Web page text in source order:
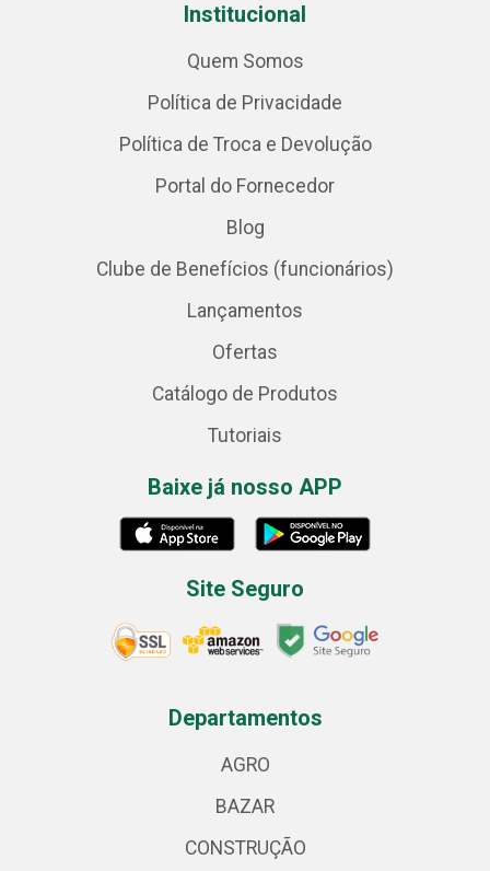
Institucional
Quem Somos
Política de Privacidade
Política de Troca e Devolução
Portal do Fornecedor
Blog
Clube de Benefícios (funcionários)
Lançamentos
Ofertas
Catálogo de Produtos
Tutoriais
Baixe já nosso APP
Site Seguro
Departamentos
AGRO
BAZAR
CONSTRUÇÃO